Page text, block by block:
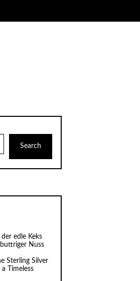
Search
edle Keks
Nuss
Sterling Silver
Timeless